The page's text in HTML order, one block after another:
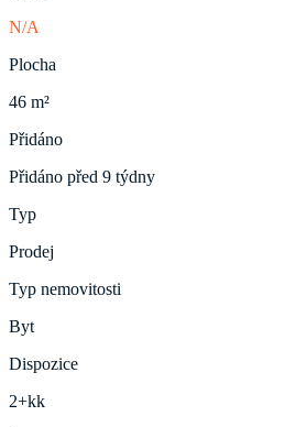
N/A
Plocha
46 m²
Přidáno
Přidáno před 9 týdny
Typ
Prodej
Typ nemovitosti
Byt
Dispozice
2+kk